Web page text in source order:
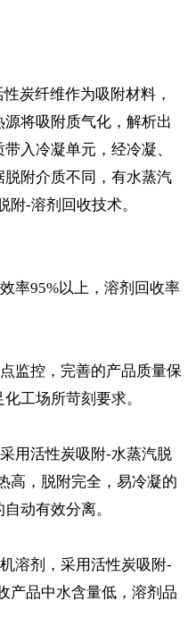
炭纤维作为吸附材料，
将吸附质气化，解析出
入冷凝单元，经冷凝、
附介质不同，有水蒸汽
附-溶剂回收技术。
率95%以上，溶剂回收率
监控，完善的产品质量保
工场所苛刻要求。
用活性炭吸附-水蒸汽脱
高，脱附完全，易冷凝的
动有效分离。
溶剂，采用活性炭吸附-
产品中水含量低，溶剂品